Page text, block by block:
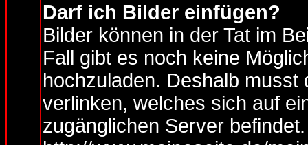
Darf ich Bilder einfügen?
Bilder können in der Tat im
Fall gibt es noch keine
hochzuladen. Deshalb
verlinken, welches sich auf
zugänglichen Server